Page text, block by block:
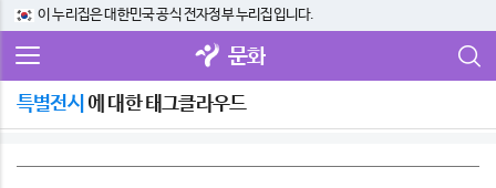
이 누리집은 대한민국 공식 전자정부 누리집입니다.
문화
특별전시 에 대한 태그클라우드